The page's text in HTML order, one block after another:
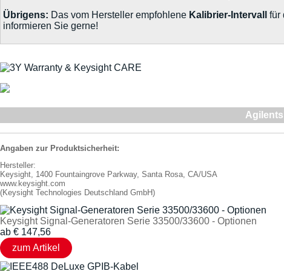
Übrigens: Das vom Hersteller empfohlene Kalibrier-Intervall
für
informieren Sie gerne!
Angaben zur Produktsicherheit:
Hersteller:
Keysight, 1400 Fountaingrove Parkway, Santa Rosa, CA/USA
www.keysight.com
(Keysight Technologies Deutschland GmbH)
Keysight Signal-Generatoren Serie 33500/33600 - Optionen
ab € 147,56